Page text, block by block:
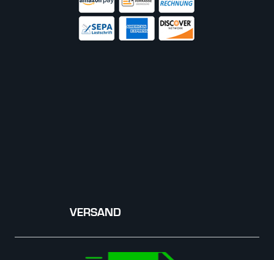
VERSAND